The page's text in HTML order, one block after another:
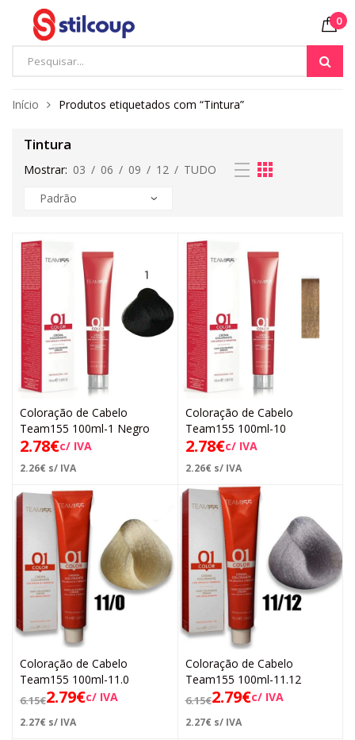
0
Início Produtos etiquetados com “Tintura”
Tintura
Mostrar: 03 / 06 / 09 / 12 / TUDO
Coloração de Cabelo
Team155 100ml-1 Negro
2.78€c/ IVA
2.26€ s/ IVA
Coloração de Cabelo
Team155 100ml-10
2.78€c/ IVA
2.26€ s/ IVA
Coloração de Cabelo
Team155 100ml-11.0
6.15€2.79€c/ IVA
2.27€ s/ IVA
Coloração de Cabelo
Team155 100ml-11.12
6.15€2.79€c/ IVA
2.27€ s/ IVA